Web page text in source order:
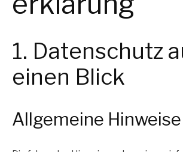
1. Datenschutz
einen Blick
Allgemeine Hinweise